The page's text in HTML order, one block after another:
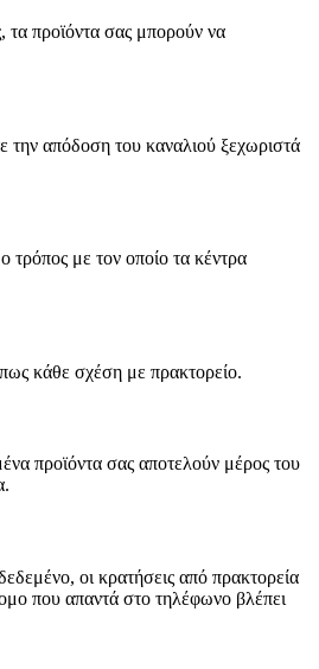
τα προϊόντα σας μπορούν να
την απόδοση του καναλιού ξεχωριστά
τρόπος με τον οποίο τα κέντρα
κάθε σχέση με πρακτορείο.
προϊόντα σας αποτελούν μέρος του
οι κρατήσεις από πρακτορεία
που απαντά στο τηλέφωνο βλέπει